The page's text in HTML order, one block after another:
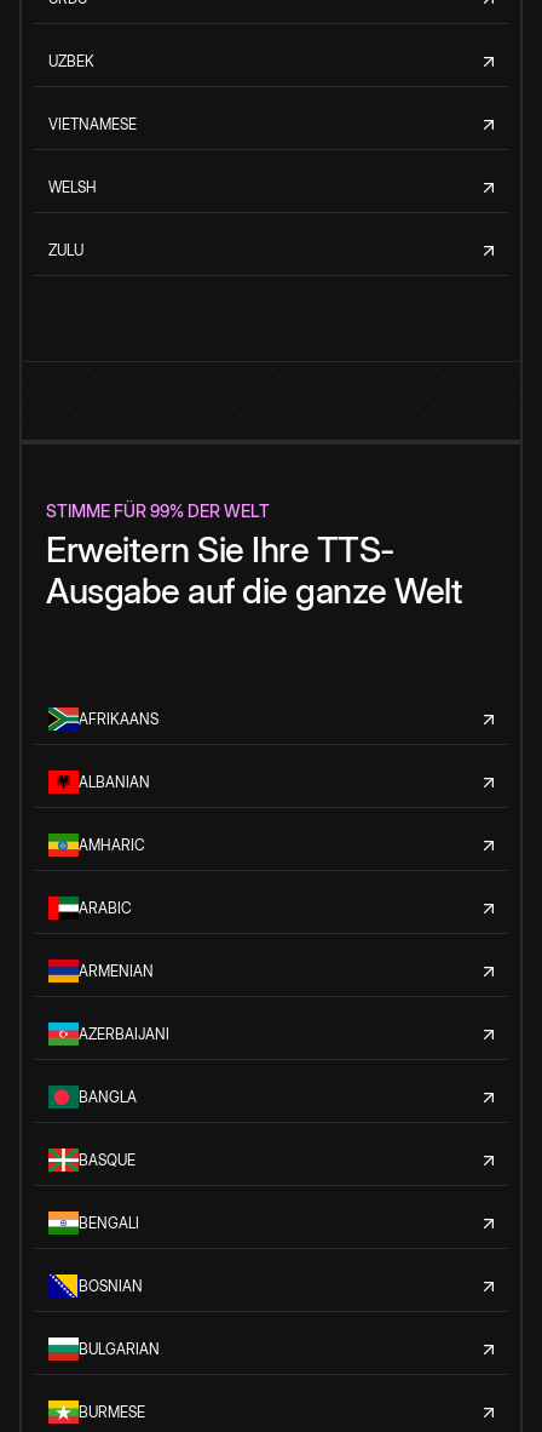
UZBEK
VIETNAMESE
WELSH
ZULU
STIMME FÜR 99% DER WELT
Erweitern Sie Ihre TTS-
Ausgabe auf die ganze Welt
AFRIKAANS
ALBANIAN
AMHARIC
ARABIC
ARMENIAN
AZERBAIJANI
BANGLA
BASQUE
BENGALI
BOSNIAN
BULGARIAN
BURMESE